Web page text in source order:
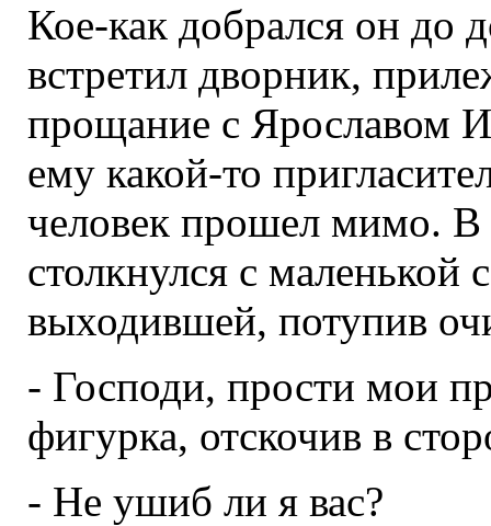
Кое-как добрался он до
встретил дворник,
прощание с Ярославом
ему какой-то
человек прошел мимо. В
столкнулся с маленькой
выходившей, потупив
- Господи, прости мои
фигурка, отскочив в
- Не ушиб ли я вас?